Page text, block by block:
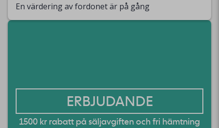
En värdering av fordonet är på gång
ERBJUDANDE
1500 kr rabatt på säljavgiften och fri hämtning